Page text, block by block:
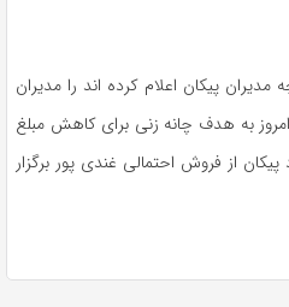
پیکان اعلام کرده اند را مدیران
به هدف چانه زنی برای کاهش مبلغ
از فروش احتمالی غندی پور برگزار